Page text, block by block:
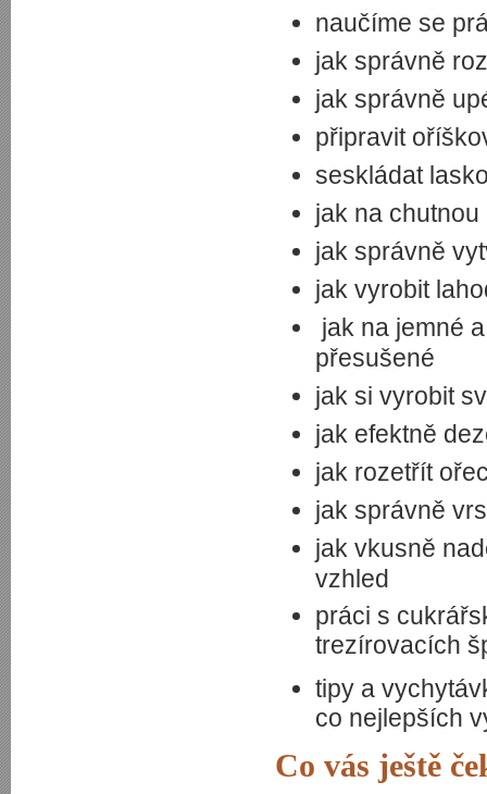
naučíme se
jak správně
jak správně
připravit
seskládat
jak na
jak správně
jak vyrobit
jak na jemné
přesušené
jak si vyrobit
jak efektně
jak rozetřít
jak správně
jak vkusně
vzhled
práci s
trezírovacích
tipy a
co nejlepších
Co vás ještě